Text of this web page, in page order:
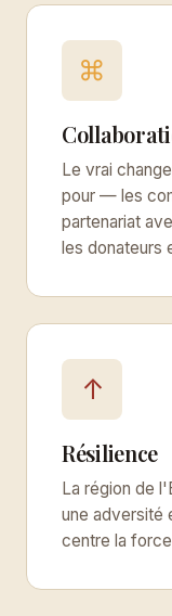
⌘
Le vrai
pour — les
partenariat
les donateurs
↑
Résilience
La région de
une adversité
centre la